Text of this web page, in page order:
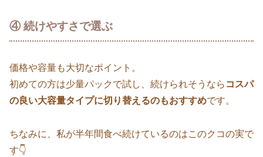
④ 続けやすさで選ぶ
価格や容量も大切なポイント。
初めての方は少量パックで試し、続けられそうなら コスパ
の良い大容量タイプに切り替えるのもおすすめです。
ちなみに、私が半年間食べ続けているのはこのクコの実で
す👇